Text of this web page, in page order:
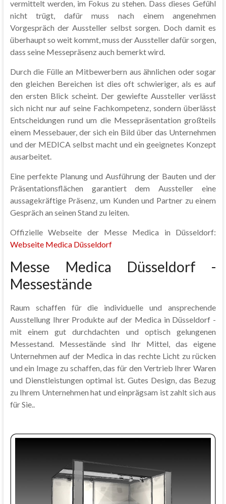
vermittelt werden, im Fokus zu stehen. Dass dieses Gefühl
nicht trügt, dafür muss nach einem angenehmen
Vorgespräch der Aussteller selbst sorgen. Doch damit es
überhaupt so weit kommt, muss der Aussteller dafür sorgen,
dass seine Messepräsenz auch bemerkt wird.
Durch die Fülle an Mitbewerbern aus ähnlichen oder sogar
den gleichen Bereichen ist dies oft schwieriger, als es auf
den ersten Blick scheint. Der gewiefte Aussteller verlässt
sich nicht nur auf seine Fachkompetenz, sondern überlässt
Entscheidungen rund um die Messepräsentation großteils
einem Messebauer, der sich ein Bild über das Unternehmen
und der MEDICA selbst macht und ein geeignetes Konzept
ausarbeitet.
Eine perfekte Planung und Ausführung der Bauten und der
Präsentationsflächen garantiert dem Aussteller eine
aussagekräftige Präsenz, um Kunden und Partner zu einem
Gespräch an seinen Stand zu leiten.
Offizielle Webseite der Messe Medica in Düsseldorf:
Webseite Medica Düsseldorf
Messe Medica Düsseldorf -
Messestände
Raum schaffen für die individuelle und ansprechende
Ausstellung Ihrer Produkte auf der Medica in Düsseldorf -
mit einem gut durchdachten und optisch gelungenen
Messestand. Messestände sind Ihr Mittel, das eigene
Unternehmen auf der Medica in das rechte Licht zu rücken
und ein Image zu schaffen, das für den Vertrieb Ihrer Waren
und Dienstleistungen optimal ist. Gutes Design, das Bezug
zu Ihrem Unternehmen hat und einprägsam ist zahlt sich aus
für Sie..